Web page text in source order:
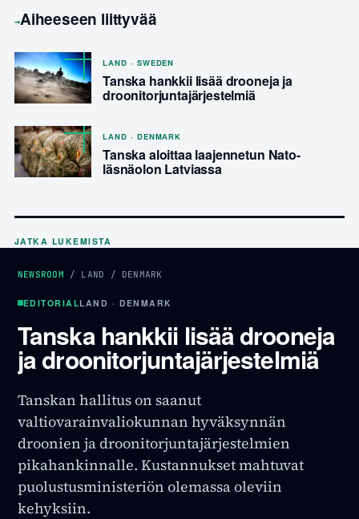
→Aiheeseen liittyvää
LAND · SWEDEN
Tanska hankkii lisää drooneja ja
droonitorjuntajärjestelmiä
LAND · DENMARK
Tanska aloittaa laajennetun Nato-
läsnäolon Latviassa
JATKA LUKEMISTA
NEWSROOM / LAND / DENMARK
EDITORIALLAND · DENMARK
Tanska hankkii lisää drooneja
ja droonitorjuntajärjestelmiä
Tanskan hallitus on saanut
valtiovarainvaliokunnan hyväksynnän
droonien ja droonitorjuntajärjestelmien
pikahankinnalle. Kustannukset mahtuvat
puolustusministeriön olemassa oleviin
kehyksiin.